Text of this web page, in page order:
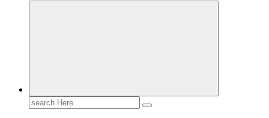
বাংলা নিউজ পেপার
Search
for: